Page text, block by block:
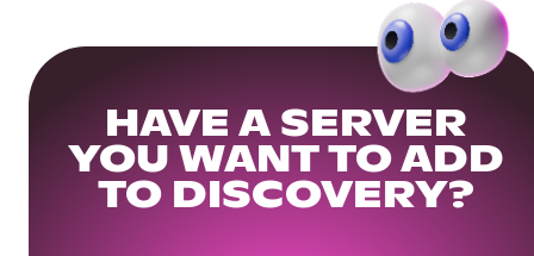
HAVE A SERVER
YOU WANT TO ADD
TO DISCOVERY?